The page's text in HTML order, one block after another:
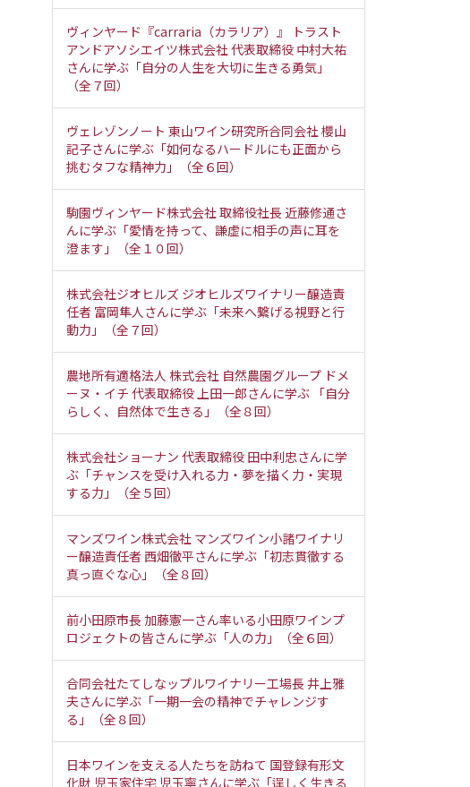
ヴィンヤード『carraria（カラリア）』 トラスト
アンドアソシエイツ株式会社 代表取締役 中村大祐
さんに学ぶ「自分の人生を大切に生きる勇気」
（全７回）
ヴェレゾンノート 東山ワイン研究所合同会社 櫻山
記子さんに学ぶ「如何なるハードルにも正面から
挑むタフな精神力」（全６回）
駒園ヴィンヤード株式会社 取締役社長 近藤修通さ
んに学ぶ「愛情を持って、謙虚に相手の声に耳を
澄ます」（全１０回）
株式会社ジオヒルズ ジオヒルズワイナリー醸造責
任者 富岡隼人さんに学ぶ「未来へ繋げる視野と行
動力」（全７回）
農地所有適格法人 株式会社 自然農園グループ ドメ
ーヌ・イチ 代表取締役 上田一郎さんに学ぶ 「自分
らしく、自然体で生きる」（全８回）
株式会社ショーナン 代表取締役 田中利忠さんに学
ぶ「チャンスを受け入れる力・夢を描く力・実現
する力」（全５回）
マンズワイン株式会社 マンズワイン小諸ワイナリ
ー醸造責任者 西畑徹平さんに学ぶ「初志貫徹する
真っ直ぐな心」（全８回）
前小田原市長 加藤憲一さん率いる小田原ワインプ
ロジェクトの皆さんに学ぶ「人の力」（全６回）
合同会社たてしなップルワイナリー工場長 井上雅
夫さんに学ぶ「一期一会の精神でチャレンジす
る」（全８回）
日本ワインを支える人たちを訪ねて 国登録有形文
化財 児玉家住宅 児玉寧さんに学ぶ「逞しく生きる